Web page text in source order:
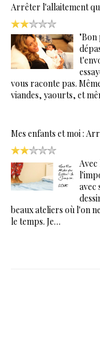
Arrêter l'allaitement
"Bon
vous raconte pas.
viandes, yaourts, et
Mes enfants et moi :
avec
beaux ateliers où l'on
le temps. Je…